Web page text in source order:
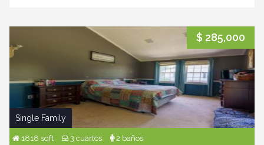
$ 285,000
Single Family
1818 sqft 3 cuartos 2 baños